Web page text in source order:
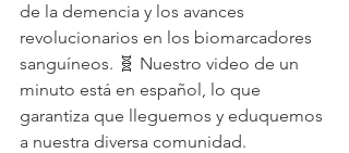
de la demencia y los avances
revolucionarios en los biomarcadores
sanguíneos. 🧬 Nuestro video de un
minuto está en español, lo que
garantiza que lleguemos y eduquemos
a nuestra diversa comunidad.